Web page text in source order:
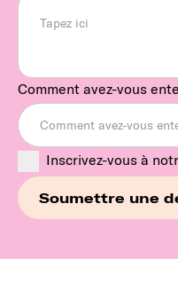
Comment avez-vous
Inscrivez-vous à